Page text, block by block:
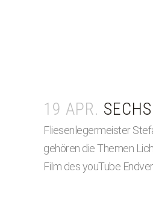
19 APR.
Fliesenlegermeister
gehören die Themen
Film des youTube